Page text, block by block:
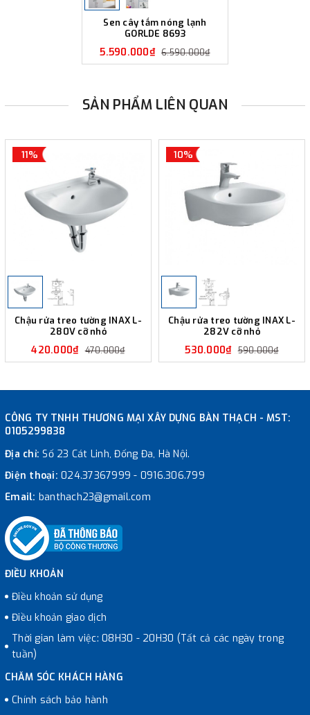
Sen cây tắm nóng lạnh
GORLDE 8693
5.590.000₫ 6.590.000₫
SẢN PHẨM LIÊN QUAN
11%
Chậu rửa treo tường INAX L-
280V cỡ nhỏ
420.000₫ 470.000₫
10%
Chậu rửa treo tường INAX L-
282V cỡ nhỏ
530.000₫ 590.000₫
CÔNG TY TNHH THƯƠNG MẠI XÂY DỰNG BÀN THẠCH - MST:
0105299838
Địa chỉ:Số 23 Cát Linh, Đống Đa, Hà Nội.
Điện thoại: 024.37367999 - 0916.306.799
Email: banthach23@gmail.com
ĐIỀU KHOẢN
Điều khoản sử dụng
Điều khoản giao dịch
Thời gian làm việc: 08H30 - 20H30 (Tất cả các ngày trong
tuần)
CHĂM SÓC KHÁCH HÀNG
Chính sách bảo hành